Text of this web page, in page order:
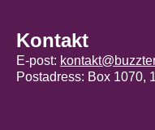
Kontakt
E-post:
Postadress: Box 1070,